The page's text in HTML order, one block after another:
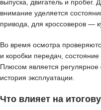
выпуска, двигатель и
внимание уделяется
привода, для кроссоверов —
Во время осмотра
и коробки передач,
Плюсом является
история эксплуатации.
Что влияет на